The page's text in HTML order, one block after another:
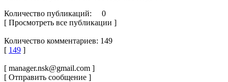
Количество публикаций: 0
[ Просмотреть все публикации ]
Количество комментариев: 149
[ 149 ]
[ manager.nsk@gmail.com ]
[ Отправить сообщение ]